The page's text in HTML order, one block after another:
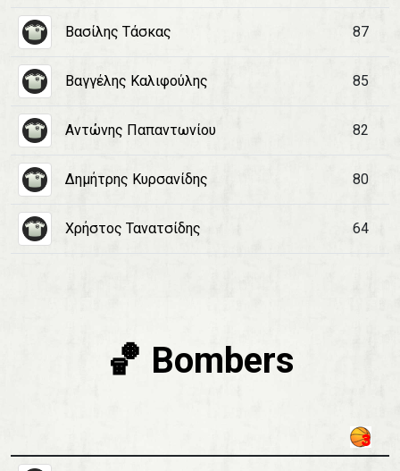
Βασίλης Τάσκας 87
Βαγγέλης Καλιφούλης 85
Αντώνης Παπαντωνίου 82
Δημήτρης Κυρσανίδης 80
Χρήστος Τανατσίδης 64
🏀 Bombers